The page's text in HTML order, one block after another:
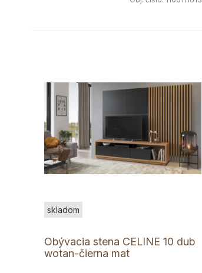
Obývacia stena CELINE 10 dub
wotan-čierna mat
skladom